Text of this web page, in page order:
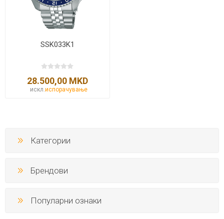
SSK033K1
28.500,00 MKD
искл.испорачување
Категории
Брендови
Популарни ознаки